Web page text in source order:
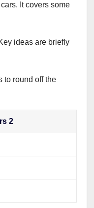
It covers some
ideas are briefly
to round off the
2